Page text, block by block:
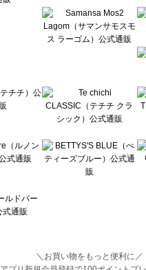
＼お買い物をもっと便利に／